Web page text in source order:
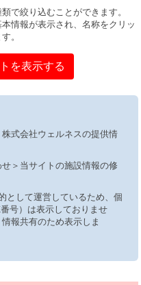
で絞り込むことができます。
情報が表示され、名称をクリッ
。
を表示する
式会社ウェルネスの提供情
＞当サイトの施設情報の修
として運営しているため、個
号）は表示しておりませ
報共有のため表示しま